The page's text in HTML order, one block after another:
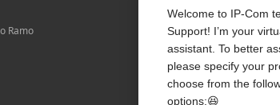
Ramo
Contate-nos
Sobre Nós
Notícia